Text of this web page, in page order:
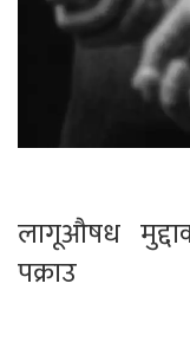
लागूऔषध
पक्राउ